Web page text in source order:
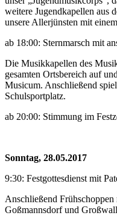
weitere Jugendkapellen aus
unsere Allerjünsten mit
ab 18:00: Sternmarsch mit
Die Musikkapellen des
gesamten Ortsbereich auf
Musicum. Anschließend
Schulsportplatz.
ab 20:00: Stimmung im
Sonntag, 28.05.2017
9:30: Festgottesdienst mit
Anschließend
Goßmannsdorf und